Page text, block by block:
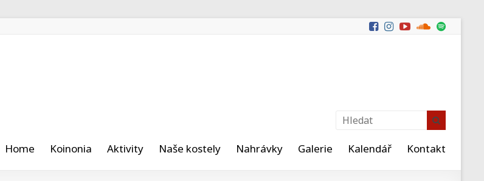
Home Koinonia Aktivity Naše kostely Nahrávky Galerie Kalendář Kontakt